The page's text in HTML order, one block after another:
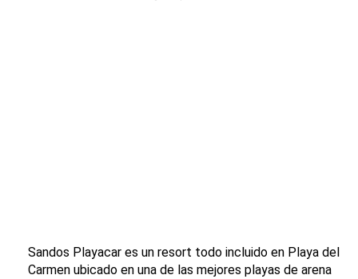
Sandos Playacar es un resort todo incluido en Playa del
Carmen ubicado en una de las mejores playas de arena